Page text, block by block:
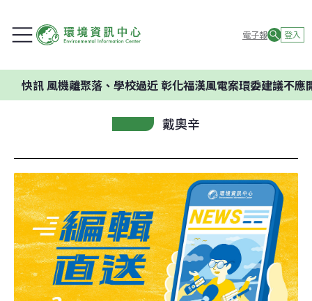
電子報 登入
機離聚落、學校過近 彰化福漢風電案環委建議不應開發
戴奧辛